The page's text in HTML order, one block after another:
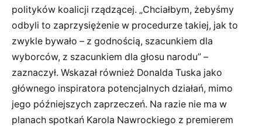
polityków koalicji rządzącej. „Chciałbym, żebyśmy
odbyli to zaprzysiężenie w procedurze takiej, jak to
zwykle bywało – z godnością, szacunkiem dla
wyborców, z szacunkiem dla głosu narodu” –
zaznaczył. Wskazał również Donalda Tuska jako
głównego inspiratora potencjalnych działań, mimo
jego późniejszych zaprzeczeń. Na razie nie ma w
planach spotkań Karola Nawrockiego z premierem